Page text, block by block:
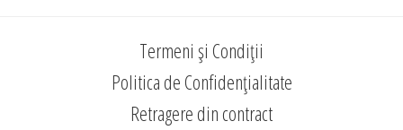
Termeni și Condiții
Politica de Confidențialitate
Retragere din contract